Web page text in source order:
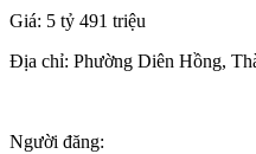
Giá: 5 tỷ 491 triệu
Địa chỉ: Phường Diên Hồng,
Người đăng: